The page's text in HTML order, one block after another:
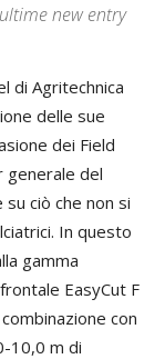
new entry
di Agritechnica
delle sue
dei Field
generale del
ciò che non si
In questo
gamma
EasyCut F
con
10,0 m di